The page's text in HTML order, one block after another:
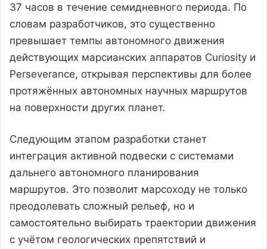
37 часов в течение семидневного периода. По
словам разработчиков, это существенно
превышает темпы автономного движения
действующих марсианских аппаратов Curiosity и
Perseverance, открывая перспективы для более
протяжённых автономных научных маршрутов
на поверхности других планет.
Следующим этапом разработки станет
интеграция активной подвески с системами
дальнего автономного планирования
маршрутов. Это позволит марсоходу не только
преодолевать сложный рельеф, но и
самостоятельно выбирать траектории движения
с учётом геологических препятствий и